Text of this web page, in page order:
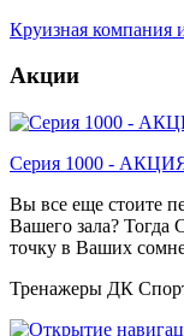
Круизная компания
Акции
Серия 1000 -
Вы все еще стоите
Вашего зала?
точку в Ваших
Тренажеры ДК